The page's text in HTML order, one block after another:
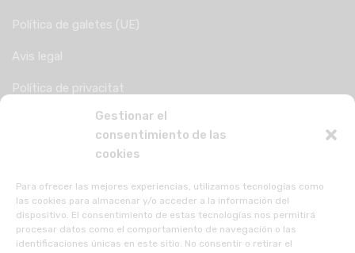
Gestionar el
consentimiento de las
cookies
Para ofrecer las mejores experiencias, utilizamos tecnologías como
las cookies para almacenar y/o acceder a la información del
dispositivo. El consentimiento de estas tecnologías nos permitirá
procesar datos como el comportamiento de navegación o las
identificaciones únicas en este sitio. No consentir o retirar el
Política de galetes (UE)
Avis legal
Política de privacitat